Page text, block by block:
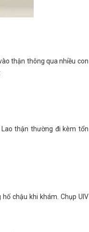
thận thông qua nhiều con
thận thường đi kèm tổn
chậu khi khám. Chụp UIV